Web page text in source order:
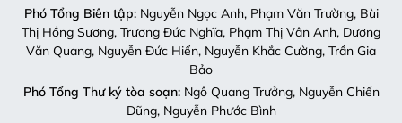
Phó Tổng Biên tập:Nguyễn Ngọc Anh, Phạm Văn Trường, Bùi
Thị Hồng Sương, Trương Đức Nghĩa, Phạm Thị Vân Anh, Dương
Văn Quang, Nguyễn Đức Hiển, Nguyễn Khắc Cường, Trần Gia
Bảo
Phó Tổng Thư ký tòa soạn:Ngô Quang Trưởng, Nguyễn Chiến
Dũng, Nguyễn Phước Bình